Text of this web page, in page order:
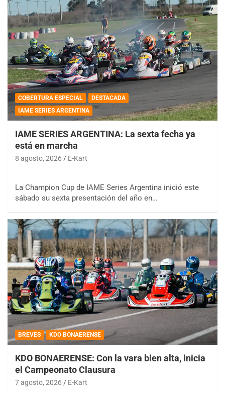
COBERTURA ESPECIAL
DESTACADA
IAME SERIES ARGENTINA
IAME SERIES ARGENTINA: La sexta fecha ya
está en marcha
8 agosto, 2026 E-Kart
La Champion Cup de IAME Series Argentina inició este
sábado su sexta presentación del año en…
BREVES KDO BONAERENSE
KDO BONAERENSE: Con la vara bien alta, inicia
el Campeonato Clausura
7 agosto, 2026 E-Kart